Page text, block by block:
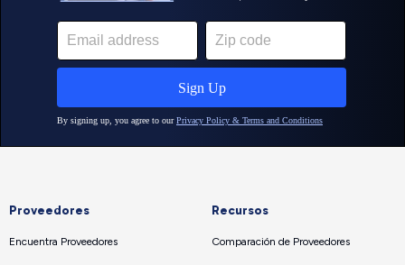
Proveedores
Encuentra Proveedores
Recursos
Comparación de Proveedores